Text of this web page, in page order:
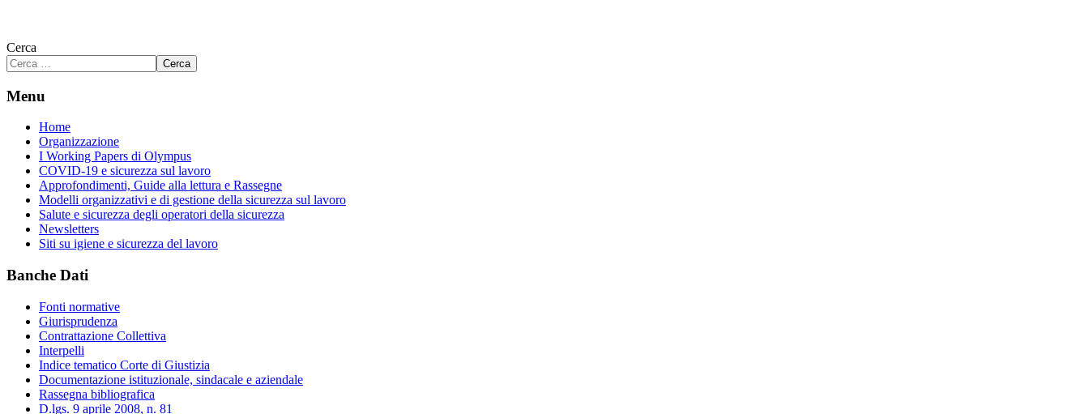
Cerca
Cerca
Menu
Home
Organizzazione
I Working Papers di Olympus
COVID-19 e sicurezza sul lavoro
Approfondimenti, Guide alla lettura e Rassegne
Modelli organizzativi e di gestione della sicurezza sul lavoro
Salute e sicurezza degli operatori della sicurezza
Newsletters
Siti su igiene e sicurezza del lavoro
Banche Dati
Fonti normative
Giurisprudenza
Contrattazione Collettiva
Interpelli
Indice tematico Corte di Giustizia
Documentazione istituzionale, sindacale e aziendale
Rassegna bibliografica
D.lgs. 9 aprile 2008, n. 81